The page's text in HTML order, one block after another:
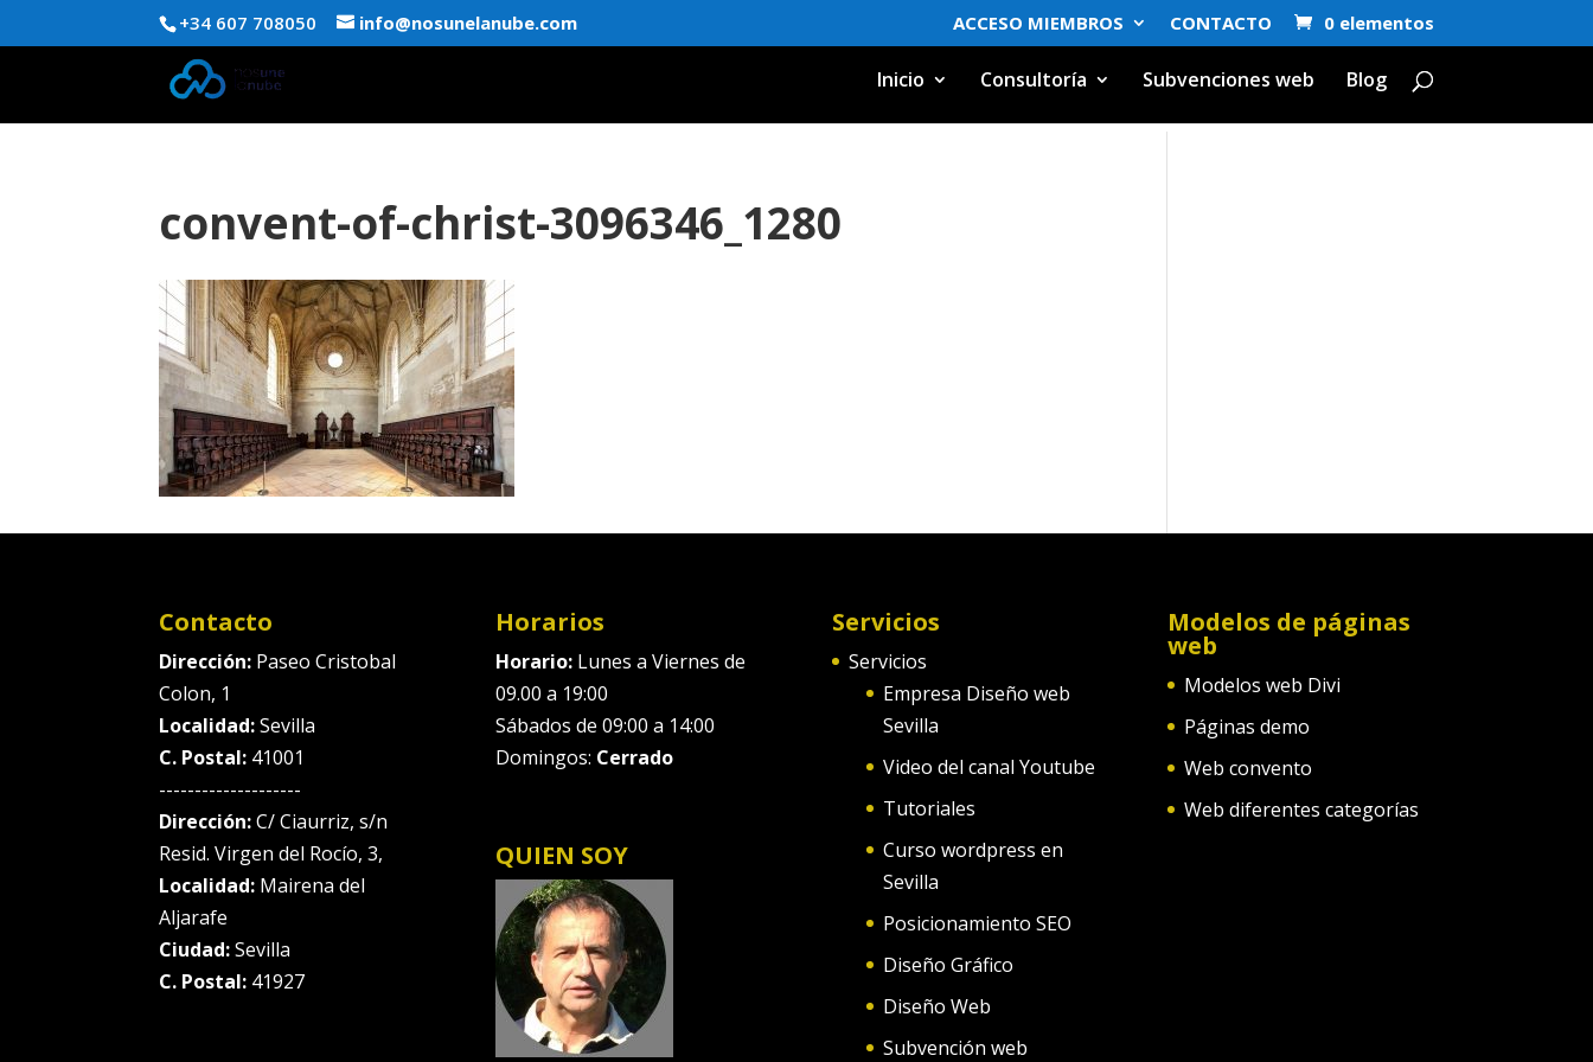
+34 607 708050 info@nosunelanube.com ACCESO MIEMBROS CONTACTO 0 elementos
Inicio Consultoría Subvenciones web Blog
convent-of-christ-3096346_1280
Contacto
Dirección: Paseo Cristobal
Colon, 1
Localidad:Sevilla
C. Postal: 41001
--------------------
Dirección:C/ Ciaurriz, s/n
Resid. Virgen del Rocío, 3,
Localidad: Mairena del
Aljarafe
Ciudad:Sevilla
C. Postal: 41927
Horarios
Horario:Lunes a Viernes de
09.00 a 19:00
Sábados de 09:00 a 14:00
Domingos: Cerrado
QUIEN SOY
Servicios
Servicios
Empresa Diseño web
Sevilla
Video del canal Youtube
Tutoriales
Curso wordpress en
Sevilla
Posicionamiento SEO
Diseño Gráfico
Diseño Web
Subvención web
Modelos de páginas
web
Modelos web Divi
Páginas demo
Web convento
Web diferentes categorías